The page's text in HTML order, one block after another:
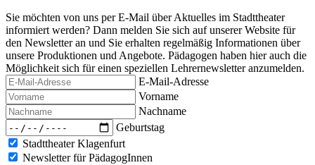
Sie möchten von uns per E-Mail über Aktuelles im Stadttheater
informiert werden? Dann melden Sie sich auf unserer Website für
den Newsletter an und Sie erhalten regelmäßig Informationen über
unsere Produktionen und Angebote. Pädagogen haben hier auch die
Möglichkeit sich für einen speziellen Lehrernewsletter anzumelden.
E-Mail-Adresse
Vorname
Nachname
Geburtstag
Stadttheater Klagenfurt
Newsletter für PädagogInnen